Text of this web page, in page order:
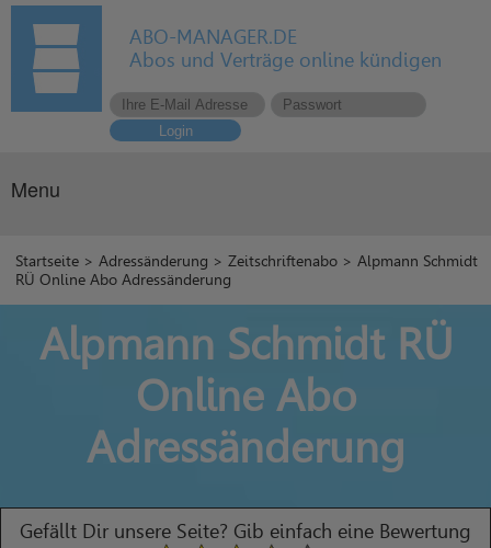
ABO-MANAGER.DE
Abos und Verträge online kündigen
Login
Menu
Startseite >Adressänderung >Zeitschriftenabo > Alpmann Schmidt
RÜ Online Abo Adressänderung
Alpmann Schmidt RÜ
Online Abo
Adressänderung
Gefällt Dir unsere Seite? Gib einfach eine Bewertung